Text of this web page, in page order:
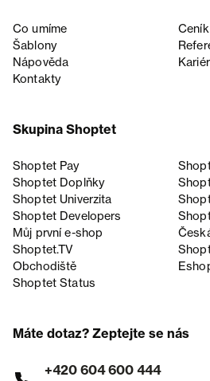
Co umíme
Ceník
Šablony
Nápověda
Kontakty
Skupina Shoptet
Shoptet Pay
Shoptet Doplňky
Shoptet Univerzita
Shoptet Developers
Můj první e-shop
Shoptet.TV
Obchodiště
Shoptet Status
Máte dotaz? Zeptejte se nás
+420 604 600 444